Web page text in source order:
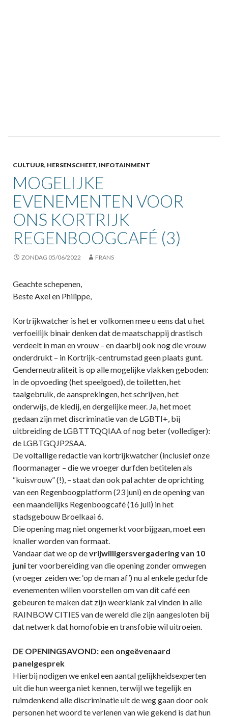
CULTUUR, HERSENSCHEET, INFOTAINMENT
MOGELIJKE
EVENEMENTEN VOOR
ONS KORTRIJK
REGENBOOGCAFÉ (3)
ZONDAG 05/06/2022 FRANS
Geachte schepenen,
Beste Axel en Philippe,
Kortrijkwatcher is het er volkomen mee u eens dat u het
verfoeilijk binair denken dat de maatschappij drastisch
verdeelt in man en vrouw – en daarbij ook nog die vrouw
onderdrukt – in Kortrijk-centrumstad geen plaats gunt.
Genderneutraliteit is op alle mogelijke vlakken geboden:
in de opvoeding (het speelgoed), de toiletten, het
taalgebruik, de aansprekingen, het schrijven, het
onderwijs, de kledij, en dergelijke meer. Ja, het moet
gedaan zijn met discriminatie van de LGBTI+, bij
uitbreiding de LGBTTTQQIAA of nog beter (vollediger):
de LGBTGQJP2SAA.
De voltallige redactie van kortrijkwatcher (inclusief onze
floormanager – die we vroeger durfden betitelen als
“kuisvrouw” (!), – staat dan ook pal achter de oprichting
van een Regenboogplatform (23 juni) en de opening van
een maandelijks Regenboogcafé (16 juli) in het
stadsgebouw Broelkaai 6.
Die opening mag niet ongemerkt voorbijgaan, moet een
knaller worden van formaat.
Vandaar dat we op devrijwilligersvergadering van 10
juniter voorbereiding van die opening zonder omwegen
(vroeger zeiden we: ‘op de man af’) nu al enkele gedurfde
evenementen willen voorstellen om van dit café een
gebeuren te maken dat zijn weerklank zal vinden in alle
RAINBOW CITIES van de wereld die zijn aangesloten bij
dat netwerk dat homofobie en transfobie wil uitroeien.
DE OPENINGSAVOND: een ongeëvenaard
panelgesprek
Hierbij nodigen we enkel een aantal gelijkheidsexperten
uit die hun weerga niet kennen, terwijl we tegelijk en
ruimdenkend alle discriminatie uit de weg gaan door ook
personen het woord te verlenen van wie gekend is dat hun